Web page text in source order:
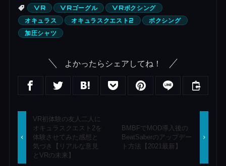
VR
VRゴーグル
VRボクシング
オキュラス
オキュラスクエスト2
ボクシング
加圧シャツ
よかったらシェアしてね！
VR初体験の友人二人に
オキュラスクエスト2を
体験させてみた感想と
気づき【リアルな意見
とVRの未来】
BMBFでMOD導入後の
BeatSaberのアップデー
ト方法【2021最新】